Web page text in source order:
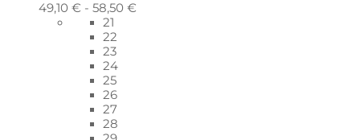
49,10 € - 58,50 €
21
22
23
24
25
26
27
28